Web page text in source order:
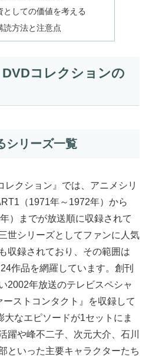
としての価値を考える
読方法と注意点
コレクションの
シリーズ一覧
レクション』では、アニメシリ
（1971年～1972年）から
）までが放送順に収録されて
世シリーズとしてファンに人気
収録されており、その範囲は
作品を網羅しています。創刊
2002年放送のテレビスペシャ
ストコンタクト』を収録して
なエピソードが1セットにま
躍や峰不二子、次元大介、石川
といった主要キャラクターたち